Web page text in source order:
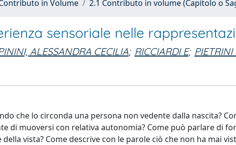
in Volume 2.1 Contributo in volume (Capitolo o
sensoriale nelle
ALESSANDRA CECILIA; RICCIARDI E; PIETRINI
che lo circonda una persona non vedente dalla nascita?
di muoversi con relativa autonomia? Come può parlare di
vista? Come descrive con le parole ciò che non ha mai